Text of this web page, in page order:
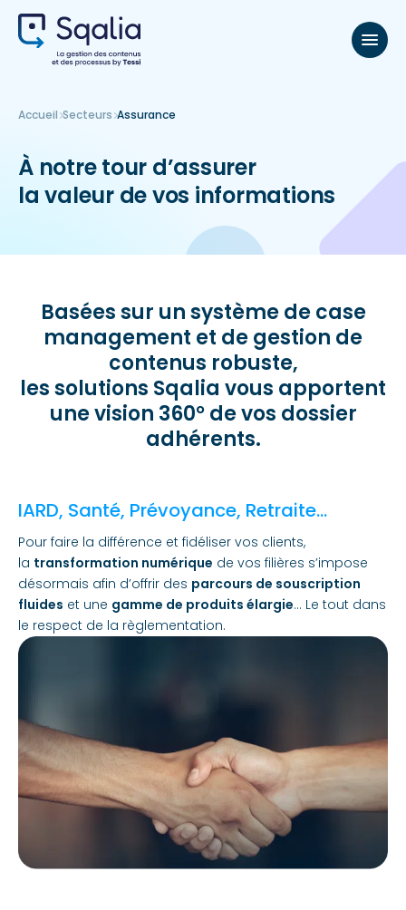
Accueil Secteurs Assurance
À notre tour d’assurer
la valeur de vos informations
Basées sur un système de case
management et de gestion de
contenus robuste,
les solutions Sqalia vous apportent
une vision 360° de vos dossier
adhérents.
IARD, Santé, Prévoyance, Retraite…
Pour faire la différence et fidéliser vos clients,
la transformation numérique de vos filières s’impose
désormais afin d’offrir des parcours de souscription
fluides et une gamme de produits élargie… Le tout dans
le respect de la règlementation.